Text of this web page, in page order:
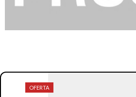
OFERTA